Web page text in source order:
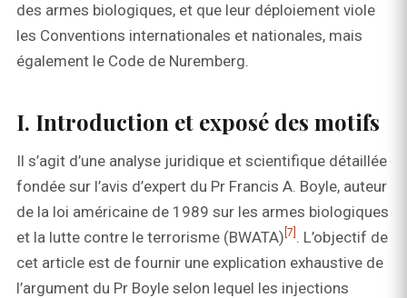
des armes biologiques, et que leur déploiement viole
les Conventions internationales et nationales, mais
également le Code de Nuremberg.
I. Introduction et exposé des motifs
Il s’agit d’une analyse juridique et scientifique détaillée
fondée sur l’avis d’expert du Pr Francis A. Boyle, auteur
de la loi américaine de 1989 sur les armes biologiques
et la lutte contre le terrorisme (BWATA) [7] . L’objectif de
cet article est de fournir une explication exhaustive de
l’argument du Pr Boyle selon lequel les injections